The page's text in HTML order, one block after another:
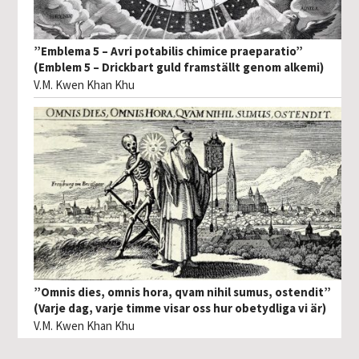
”Emblema 5 – Avri potabilis chimice praeparatio”
(Emblem 5 – Drickbart guld framställt genom alkemi)
V.M. Kwen Khan Khu
”Omnis dies, omnis hora, qvam nihil sumus, ostendit”
(Varje dag, varje timme visar oss hur obetydliga vi är)
V.M. Kwen Khan Khu